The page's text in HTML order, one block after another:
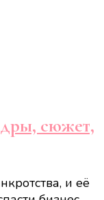
сюжет,
и её